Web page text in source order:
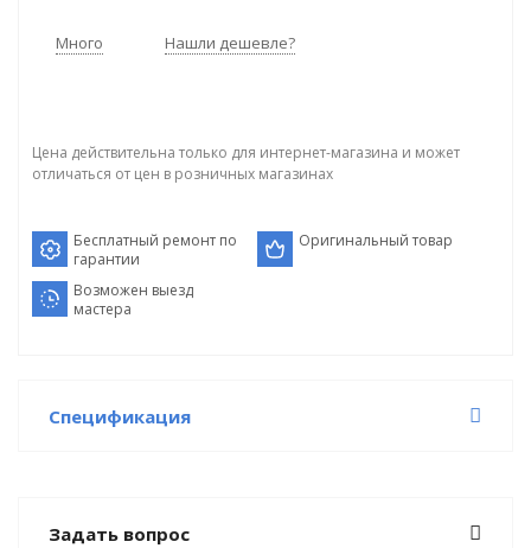
Много Нашли дешевле?
Цена действительна только для интернет-магазина и может
отличаться от цен в розничных магазинах
Бесплатный ремонт по
гарантии
Оригинальный товар
Возможен выезд
мастера
Спецификация
Задать вопрос